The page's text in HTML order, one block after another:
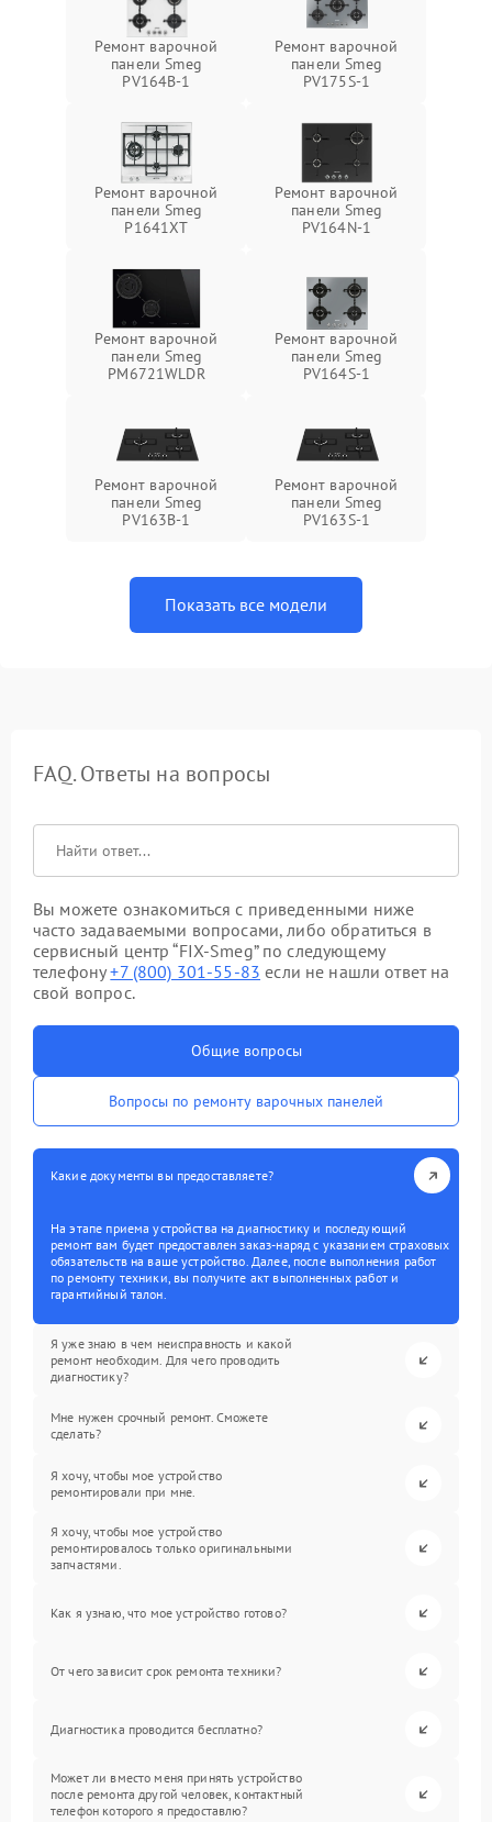
Ремонт варочной
панели Smeg
PV164B-1
Ремонт варочной
панели Smeg
PV175S-1
Ремонт варочной
панели Smeg
P1641XT
Ремонт варочной
панели Smeg
PV164N-1
Ремонт варочной
панели Smeg
PM6721WLDR
Ремонт варочной
панели Smeg
PV164S-1
Ремонт варочной
панели Smeg
PV163B-1
Ремонт варочной
панели Smeg
PV163S-1
Показать все модели
FAQ. Ответы на вопросы
Вы можете ознакомиться с приведенными ниже
часто задаваемыми вопросами, либо обратиться в
сервисный центр “FIX-Smeg” по следующему
телефону+7 (800) 301-55-83 если не нашли ответ на
свой вопрос.
Общие вопросы
Вопросы по ремонту варочных панелей
Какие документы вы предоставляете?
На этапе приема устройства на диагностику и последующий
ремонт вам будет предоставлен заказ-наряд с указанием страховых
обязательств на ваше устройство. Далее, после выполнения работ
по ремонту техники, вы получите акт выполненных работ и
гарантийный талон.
Я уже знаю в чем неисправность и какой
ремонт необходим. Для чего проводить
диагностику?
Мне нужен срочный ремонт. Сможете
сделать?
Я хочу, чтобы мое устройство
ремонтировали при мне.
Я хочу, чтобы мое устройство
ремонтировалось только оригинальными
запчастями.
Как я узнаю, что мое устройство готово?
От чего зависит срок ремонта техники?
Диагностика проводится бесплатно?
Может ли вместо меня принять устройство
после ремонта другой человек, контактный
телефон которого я предоставлю?